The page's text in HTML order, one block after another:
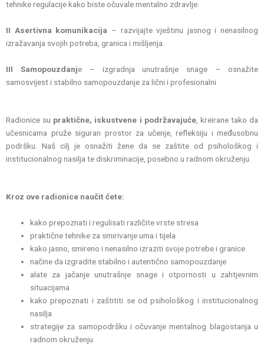
tehnike regulacije kako biste očuvale mentalno zdravlje.
II Asertivna komunikacija – razvijajte vještinu jasnog i nenasilnog
izražavanja svojih potreba, granica i mišljenja.
III Samopouzdanje – izgradnja unutrašnje snage – osnažite
samosvijest i stabilno samopouzdanje za lični i profesionalni
Radionice su praktične, iskustvene i podržavajuće, kreirane tako da
učesnicama pruže siguran prostor za učenje, refleksiju i međusobnu
podršku. Naš cilj je osnažiti žene da se zaštite od psihološkog i
institucionalnog nasilja te diskriminacije, posebno u radnom okruženju.
Kroz ove radionice naučit ćete:
kako prepoznati i regulisati različite vrste stresa
praktične tehnike za smirivanje uma i tijela
kako jasno, smireno i nenasilno izraziti svoje potrebe i granice
načine da izgradite stabilno i autentično samopouzdanje
alate za jačanje unutrašnje snage i otpornosti u zahtjevnim
situacijama
kako prepoznati i zaštititi se od psihološkog i institucionalnog
nasilja
strategije za samopodršku i očuvanje mentalnog blagostanja u
radnom okruženju